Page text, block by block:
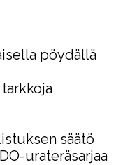
pöydällä
säätö
urateräsarjaa